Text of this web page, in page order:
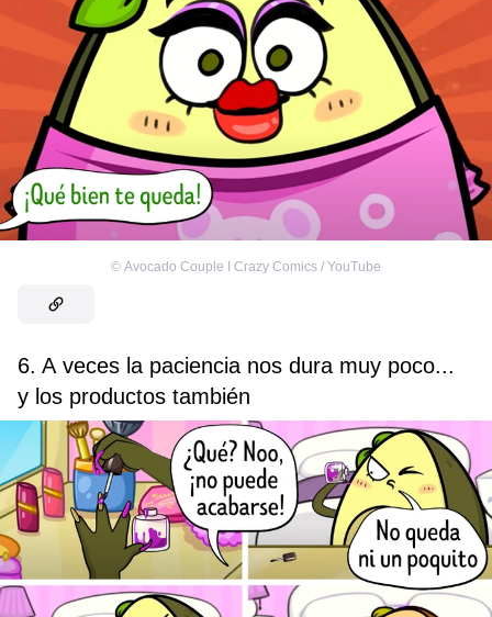
© Avocado Couple I Crazy Comics / YouTube
6. A veces la paciencia nos dura muy poco...
y los productos también